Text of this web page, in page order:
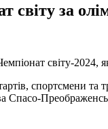
світу за
світу-
спортсмени та
Спасо-